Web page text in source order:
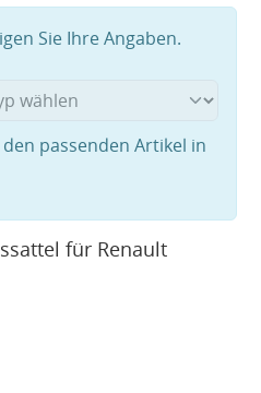
Sie Ihre Angaben.
passenden Artikel in
für Renault